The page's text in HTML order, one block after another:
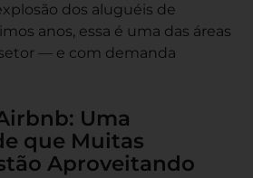
dos aluguéis de
anos, essa é uma das áreas
— e com demanda
Uma
que Muitas
Aproveitando